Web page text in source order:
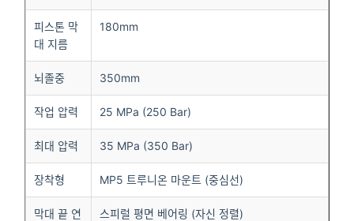
피스톤 막
대 지름
180mm
뇌졸중 350mm
작업 압력 25 MPa (250 Bar)
최대 압력 35 MPa (350 Bar)
장착형 MP5 트루니온 마운트 (중심선)
막대 끝 연
스피럴 평면 베어링 (자신 정렬)